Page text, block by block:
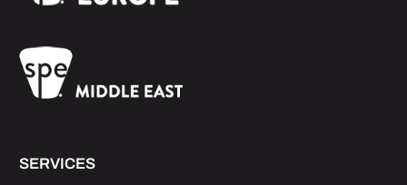
SERVICES